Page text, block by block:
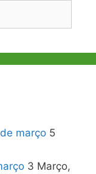
março 5
3 Março,